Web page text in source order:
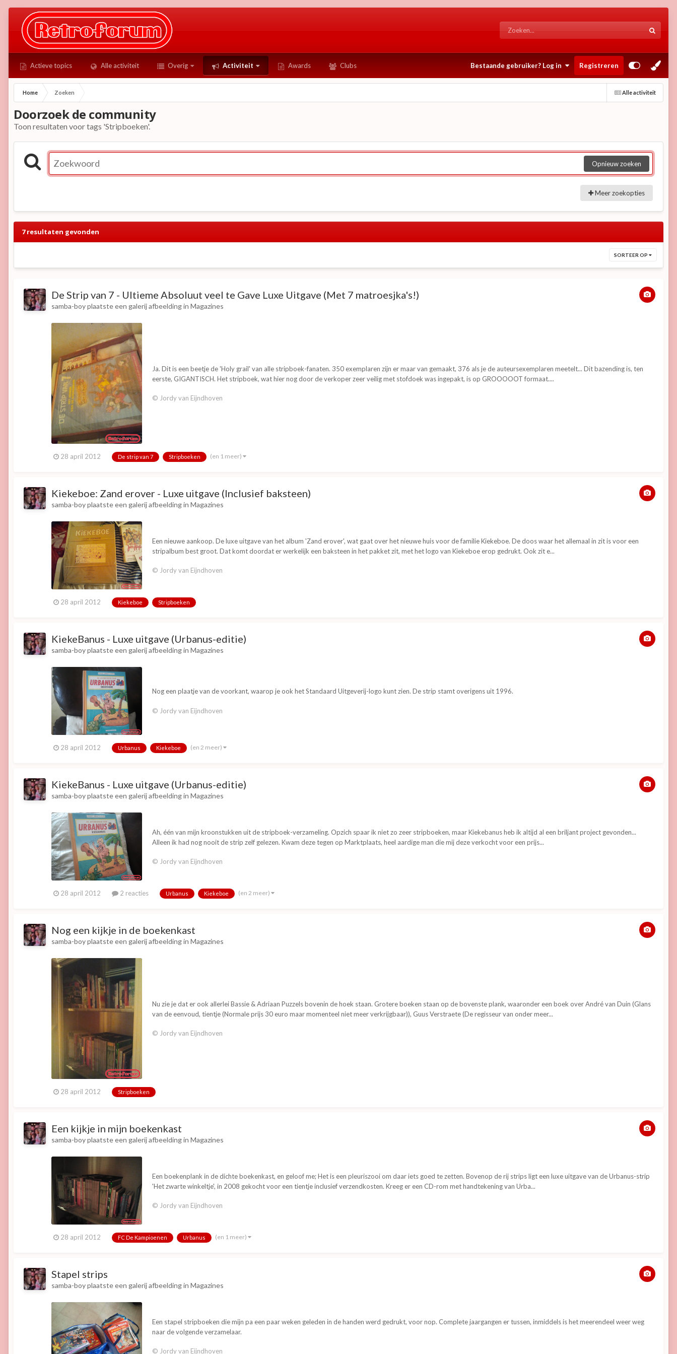
Actieve topics Alle activiteit Overig Activiteit Awards Clubs Bestaande gebruiker? Log in Registreren
Alle activiteit
Home Zoeken
Doorzoek de community
Toon resultaten voor tags 'Stripboeken'.
Opnieuw zoeken
Meer zoekopties
7 resultaten gevonden
SORTEER OP
De Strip van 7 - Ultieme Absoluut veel te Gave Luxe Uitgave (Met 7 matroesjka's!)
samba-boyplaatste een galerij afbeelding in Magazines
Ja. Dit is een beetje de 'Holy grail' van alle stripboek-fanaten. 350 exemplaren zijn er maar van gemaakt, 376 als je de auteursexemplaren meetelt... Dit bazending is, ten
eerste, GIGANTISCH. Het stripboek, wat hier nog door de verkoper zeer veilig met stofdoek was ingepakt, is op GROOOOOT formaat....
© Jordy van Eijndhoven
28 april 2012 De strip van 7 Stripboeken (en 1 meer)
Kiekeboe: Zand erover - Luxe uitgave (Inclusief baksteen)
samba-boyplaatste een galerij afbeelding in Magazines
Een nieuwe aankoop. De luxe uitgave van het album 'Zand erover', wat gaat over het nieuwe huis voor de familie Kiekeboe. De doos waar het allemaal in zit is voor een
stripalbum best groot. Dat komt doordat er werkelijk een baksteen in het pakket zit, met het logo van Kiekeboe erop gedrukt. Ook zit e...
© Jordy van Eijndhoven
28 april 2012 Kiekeboe Stripboeken
KiekeBanus - Luxe uitgave (Urbanus-editie)
samba-boyplaatste een galerij afbeelding in Magazines
Nog een plaatje van de voorkant, waarop je ook het Standaard Uitgeverij-logo kunt zien. De strip stamt overigens uit 1996.
© Jordy van Eijndhoven
28 april 2012 Urbanus Kiekeboe (en 2 meer)
KiekeBanus - Luxe uitgave (Urbanus-editie)
samba-boyplaatste een galerij afbeelding in Magazines
Ah, één van mijn kroonstukken uit de stripboek-verzameling. Opzich spaar ik niet zo zeer stripboeken, maar Kiekebanus heb ik altijd al een briljant project gevonden...
Alleen ik had nog nooit de strip zelf gelezen. Kwam deze tegen op Marktplaats, heel aardige man die mij deze verkocht voor een prijs...
© Jordy van Eijndhoven
28 april 2012 2 reacties Urbanus Kiekeboe (en 2 meer)
Nog een kijkje in de boekenkast
samba-boyplaatste een galerij afbeelding in Magazines
Nu zie je dat er ook allerlei Bassie & Adriaan Puzzels bovenin de hoek staan. Grotere boeken staan op de bovenste plank, waaronder een boek over André van Duin (Glans
van de eenvoud, tientje (Normale prijs 30 euro maar momenteel niet meer verkrijgbaar)), Guus Verstraete (De regisseur van onder meer...
© Jordy van Eijndhoven
28 april 2012 Stripboeken
Een kijkje in mijn boekenkast
samba-boyplaatste een galerij afbeelding in Magazines
Een boekenplank in de dichte boekenkast, en geloof me; Het is een pleuriszooi om daar iets goed te zetten. Bovenop de rij strips ligt een luxe uitgave van de Urbanus-strip
'Het zwarte winkeltje', in 2008 gekocht voor een tientje inclusief verzendkosten. Kreeg er een CD-rom met handtekening van Urba...
© Jordy van Eijndhoven
28 april 2012 FC De Kampioenen Urbanus (en 1 meer)
Stapel strips
samba-boyplaatste een galerij afbeelding in Magazines
Een stapel stripboeken die mijn pa een paar weken geleden in de handen werd gedrukt, voor nop. Complete jaargangen er tussen, inmiddels is het meerendeel weer weg
naar de volgende verzamelaar.
© Jordy van Eijndhoven